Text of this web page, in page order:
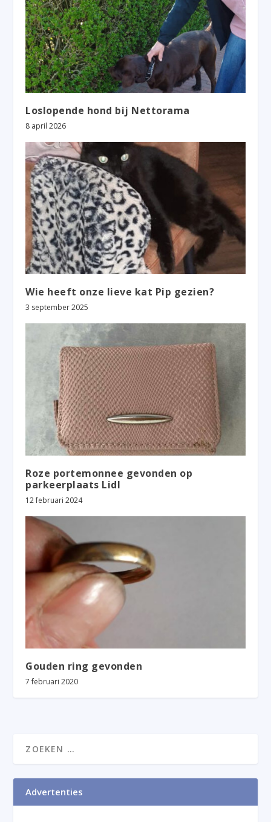
Loslopende hond bij Nettorama
8 april 2026
Wie heeft onze lieve kat Pip gezien?
3 september 2025
Roze portemonnee gevonden op
parkeerplaats Lidl
12 februari 2024
Gouden ring gevonden
7 februari 2020
Advertenties